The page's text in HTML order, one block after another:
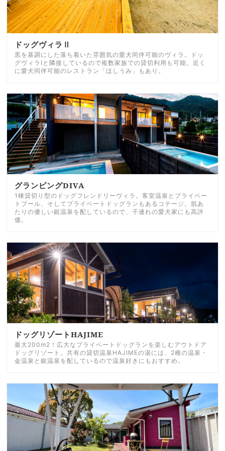
ドッグヴィラⅡ
黒を基調にした落ち着いた雰囲気の愛犬同伴可能のヴィラ。ドッ
グヴィラⅠと隣接しているので複数家族での貸切利用も可能。近く
に愛犬同伴可能のレストラン「ほしうみ」もあり。
グランピングDIVA
1棟貸切り型のドッグフレンドリーヴィラ。客室温泉とプライベー
トプール、そしてプライベートドッグランもあるコテージ。肌あ
たりの優しい銀温泉を配しているので、子連れの愛犬家にも高評
価。
ドッグリゾートHAJIME
最大200m2！広大なプライベートドッグランを楽しむアウトドア
ドッグリゾート。共有の貸切温泉HAJIMEの湯には、2種の温泉・
金温泉と銀温泉を配しているので温泉好きにもおすすめ。